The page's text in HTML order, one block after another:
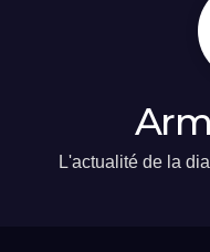
L'actualité de la